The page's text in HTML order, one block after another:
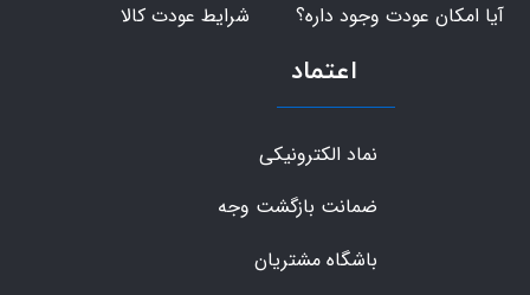
آیا امکان عودت وجود داره؟
اعتماد
نماد الکترونیکی
ضمانت بازگشت وجه
باشگاه مشتریان
شرایط عودت کالا